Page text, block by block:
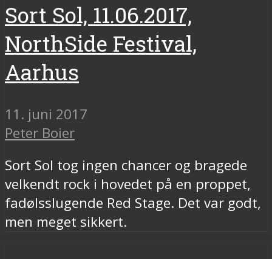
Sort Sol, 11.06.2017,
NorthSide Festival,
Aarhus
11. juni 2017
Peter Boier
Sort Sol tog ingen chancer og bragede
velkendt rock i hovedet på en proppet,
fadølsslugende Red Stage. Det var godt,
men meget sikkert.